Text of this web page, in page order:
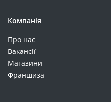
Компанія
Про нас
Вакансії
Магазини
Франшиза